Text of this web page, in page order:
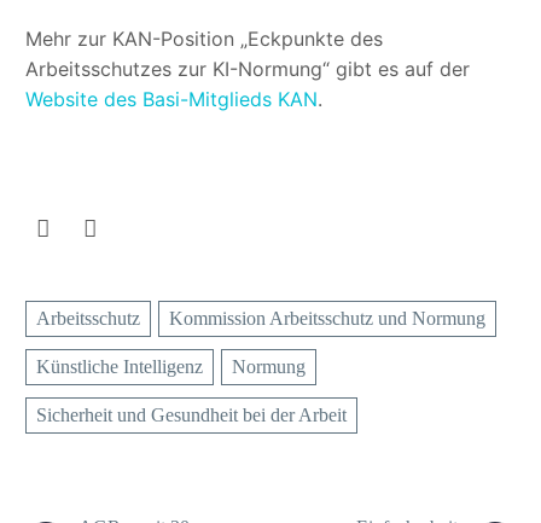
Mehr zur KAN-Position „Eckpunkte des
Arbeitsschutzes zur KI-Normung“ gibt es auf der
Website des Basi-Mitglieds KAN.
Arbeitsschutz Kommission Arbeitsschutz und Normung
Künstliche Intelligenz Normung
Sicherheit und Gesundheit bei der Arbeit